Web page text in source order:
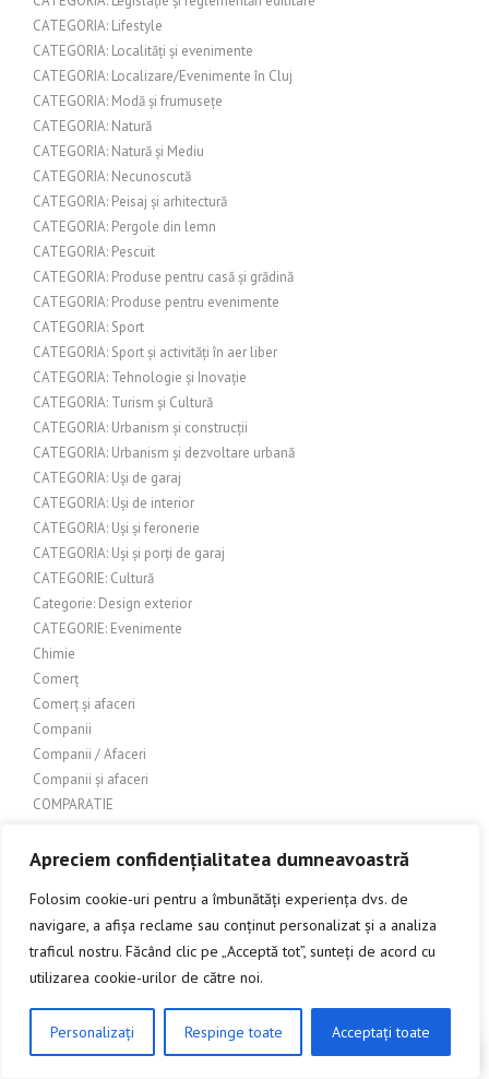
Apreciem confidențialitatea dumneavoastră
Folosim cookie-uri pentru a îmbunătăți experiența dvs. de
navigare, a afișa reclame sau conținut personalizat și a analiza
traficul nostru. Făcând clic pe „Acceptă tot”, sunteți de acord cu
utilizarea cookie-urilor de către noi.
Personalizați Respinge toate Acceptați toate
CATEGORIA: Lifestyle
CATEGORIA: Localități și evenimente
CATEGORIA: Localizare/Evenimente în Cluj
CATEGORIA: Modă și frumusețe
CATEGORIA: Natură
CATEGORIA: Natură și Mediu
CATEGORIA: Necunoscută
CATEGORIA: Peisaj și arhitectură
CATEGORIA: Pergole din lemn
CATEGORIA: Pescuit
CATEGORIA: Produse pentru casă și grădină
CATEGORIA: Produse pentru evenimente
CATEGORIA: Sport
CATEGORIA: Sport și activități în aer liber
CATEGORIA: Tehnologie și Inovație
CATEGORIA: Turism și Cultură
CATEGORIA: Urbanism și construcții
CATEGORIA: Urbanism și dezvoltare urbană
CATEGORIA: Uși de garaj
CATEGORIA: Uși de interior
CATEGORIA: Uși și feronerie
CATEGORIA: Uși și porți de garaj
CATEGORIE: Cultură
Categorie: Design exterior
CATEGORIE: Evenimente
Chimie
Comerț
Comerț și afaceri
Companii
Companii / Afaceri
Companii și afaceri
COMPARATIE
Confectii metalice
Construcții – Acoperișuri
Construcții – lemn
Construcții & Design Exterior
Constructii > Uși metalice
Construcții exterioare
Construcții Industriale
Constructii metalice
CLICK AICI PENTRU A DISCUTA